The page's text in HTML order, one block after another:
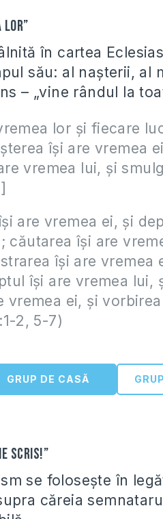
lor”
în cartea
său: al naşterii, al
– „vine rândul la
lor şi fiecare
îşi are vremea
vremea lui, şi
are vremea ei, şi
căutarea îşi are
îşi are vremea
îşi are vremea lui,
vremea ei, şi
2, 5-7)
GRUP DE CASĂ
scris!”
se foloseşte în
căreia